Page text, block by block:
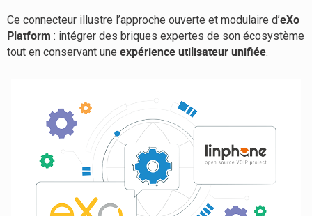
Ce connecteur illustre l’approche ouverte et modulaire d’eXo
Platform : intégrer des briques expertes de son écosystème
tout en conservant une expérience utilisateur unifiée.